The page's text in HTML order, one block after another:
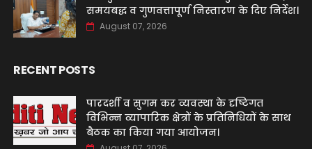
समयबद्ध व गुणवत्तापूर्ण निस्तारण के दिए निर्देश।
August 07, 2026
RECENT POSTS
पारदर्शी व सुगम कर व्यवस्था के दृष्टिगत
विभिन्न व्यापारिक क्षेत्रों के प्रतिनिधियों के साथ
बैठक का किया गया आयोजन।